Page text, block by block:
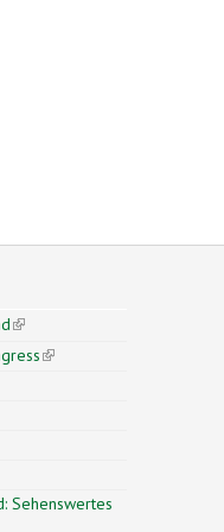
(link is external)
(link is external)
Sehenswertes